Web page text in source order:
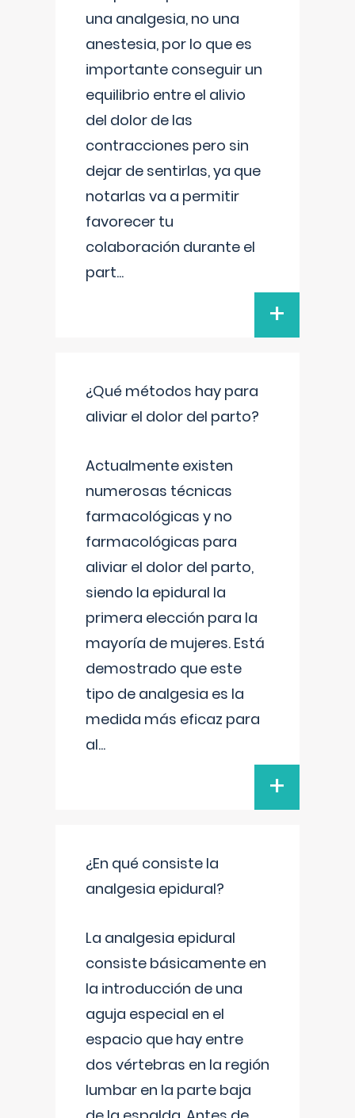
una analgesia, no una
anestesia, por lo que es
importante conseguir un
equilibrio entre el alivio
del dolor de las
contracciones pero sin
dejar de sentirlas, ya que
notarlas va a permitir
favorecer tu
colaboración durante el
part...
+
¿Qué métodos hay para
aliviar el dolor del parto?
Actualmente existen
numerosas técnicas
farmacológicas y no
farmacológicas para
aliviar el dolor del parto,
siendo la epidural la
primera elección para la
mayoría de mujeres. Está
demostrado que este
tipo de analgesia es la
medida más eficaz para
al...
+
¿En qué consiste la
analgesia epidural?
La analgesia epidural
consiste básicamente en
la introducción de una
aguja especial en el
espacio que hay entre
dos vértebras en la región
lumbar en la parte baja